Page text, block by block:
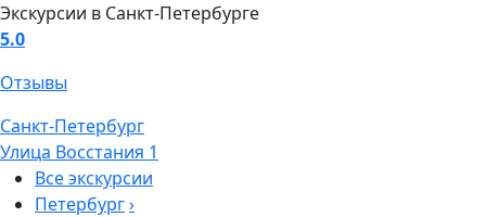
Экскурсии в Санкт-Петербурге
5.0
Отзывы
Санкт-Петербург
Улица Восстания 1
Все экскурсии
Петербург›